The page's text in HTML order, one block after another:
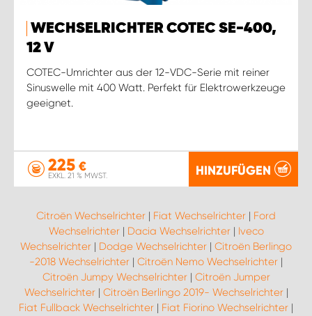
WECHSELRICHTER COTEC SE-400,
12 V
COTEC-Umrichter aus der 12-VDC-Serie mit reiner
Sinuswelle mit 400 Watt. Perfekt für Elektrowerkzeuge
geeignet.
225 €
EXKL. 21 % MWST. HINZUFÜGEN
Citroën Wechselrichter | Fiat Wechselrichter | Ford
Wechselrichter| Dacia Wechselrichter| Iveco
Wechselrichter | Dodge Wechselrichter | Citroën Berlingo
-2018 Wechselrichter | Citroën Nemo Wechselrichter |
Citroën Jumpy Wechselrichter| Citroën Jumper
Wechselrichter| Citroën Berlingo 2019- Wechselrichter|
Fiat Fullback Wechselrichter | Fiat Fiorino Wechselrichter |